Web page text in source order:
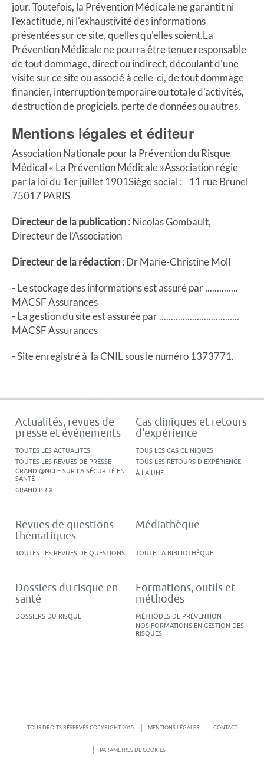
jour. Toutefois, la Prévention Médicale ne garantit ni
l'exactitude, ni l'exhaustivité des informations
présentées sur ce site, quelles qu'elles soient.La
Prévention Médicale ne pourra être tenue responsable
de tout dommage, direct ou indirect, découlant d'une
visite sur ce site ou associé à celle-ci, de tout dommage
financier, interruption temporaire ou totale d'activités,
destruction de progiciels, perte de données ou autres.
Mentions légales et éditeur
Association Nationale pour la Prévention du Risque
Médical « La Prévention Médicale »Association régie
par la loi du 1er juillet 1901Siège social : 11 rue Brunel
75017 PARIS
Directeur de la publication: Nicolas Gombault,
Directeur de l’Association
Directeur de la rédaction: Dr Marie-Christine Moll
- Le stockage des informations est assuré par ..............
MACSF Assurances
- La gestion du site est assurée par ..................................
MACSF Assurances
- Site enregistré à la CNIL sous le numéro 1373771.
Actualités, revues de
presse et événements
TOUTES LES ACTUALITÉS
TOUTES LES REVUES DE PRESSE
GRAND @NGLE SUR LA SÉCURITÉ EN
SANTÉ
GRAND PRIX
Cas cliniques et retours
d'expérience
TOUS LES CAS CLINIQUES
TOUS LES RETOURS D'EXPÉRIENCE
À LA UNE
Revues de questions
thématiques
TOUTES LES REVUES DE QUESTIONS
Médiathèque
TOUTE LA BIBLIOTHÈQUE
Dossiers du risque en
santé
DOSSIERS DU RISQUE
Formations, outils et
méthodes
MÉTHODES DE PRÉVENTION
NOS FORMATIONS EN GESTION DES
RISQUES
TOUS DROITS RÉSERVÉS COPYRIGHT 2015 MENTIONS LÉGALES CONTACT
PARAMÈTRES DE COOKIES